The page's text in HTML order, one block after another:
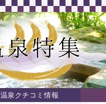
温泉クチコミ情報